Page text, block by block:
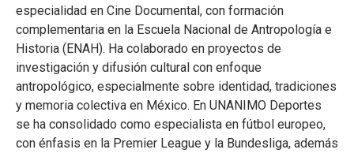
especialidad en Cine Documental, con formación
complementaria en la Escuela Nacional de Antropología e
Historia (ENAH). Ha colaborado en proyectos de
investigación y difusión cultural con enfoque
antropológico, especialmente sobre identidad, tradiciones
y memoria colectiva en México. En UNANIMO Deportes
se ha consolidado como especialista en fútbol europeo,
con énfasis en la Premier League y la Bundesliga, además